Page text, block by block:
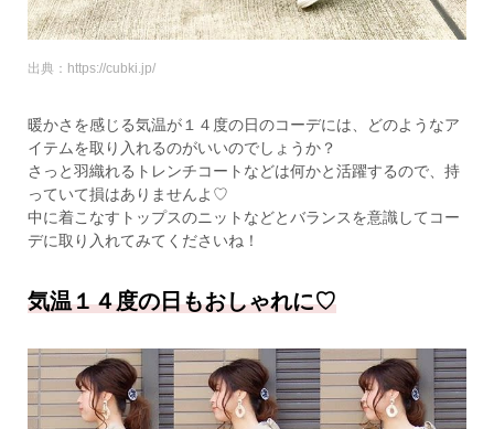
出典：https://cubki.jp/
暖かさを感じる気温が１４度の日のコーデには、どのようなア
イテムを取り入れるのがいいのでしょうか？
さっと羽織れるトレンチコートなどは何かと活躍するので、持
っていて損はありませんよ♡
中に着こなすトップスのニットなどとバランスを意識してコー
デに取り入れてみてくださいね！
気温１４度の日もおしゃれに♡